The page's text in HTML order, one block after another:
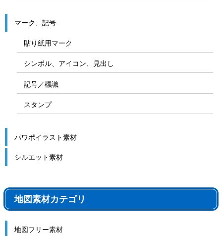
マーク、記号
貼り紙用マーク
シンボル、アイコン、見出し
記号／標識
スタンプ
パワポイラスト素材
シルエット素材
地図素材カテゴリ
地図フリー素材